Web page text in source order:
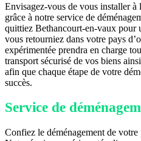
Envisagez-vous de vous installer à
grâce à notre service de
quittiez Bethancourt-en-vaux pour
vous retourniez dans votre pays
expérimentée prendra en charge
transport sécurisé de vos biens
afin que chaque étape de votre
succès.
Service de
Confiez le déménagement de